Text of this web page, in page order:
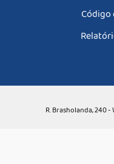
Código
R. Brasholanda, 240